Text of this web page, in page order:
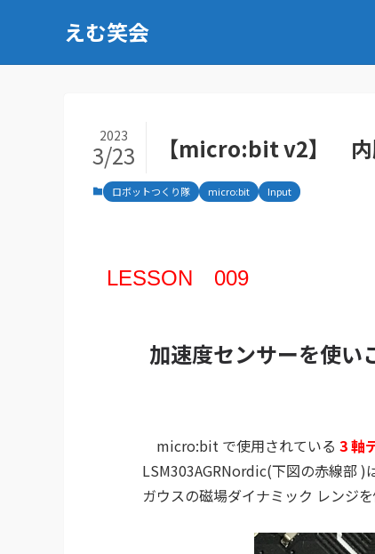
えむ笑会
【micro:bit v2】
2023
3/23
ロボットつくり隊 micro:bit Input
LESSON 009
加速度センサーを使い
micro:bit で使用されている 3 軸
LSM303AGRNordic(下図の赤線
ガウスの磁場ダイナミック レンジ